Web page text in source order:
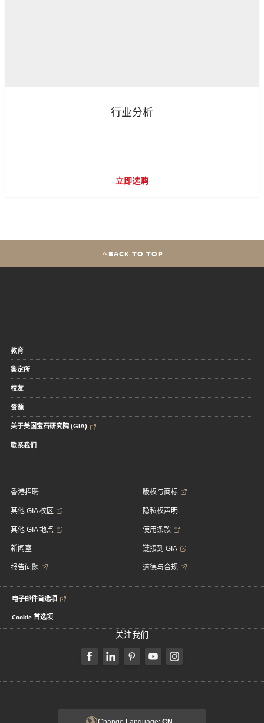
行业分析
立即选购
BACK TO TOP
教育
鉴定所
校友
资源
关于美国宝石研究院 (GIA)
联系我们
香港招聘
其他 GIA 校区
其他 GIA 地点
新闻室
报告问题
版权与商标
隐私权声明
使用条款
链接到 GIA
道德与合规
电子邮件首选项
Cookie 首选项
关注我们